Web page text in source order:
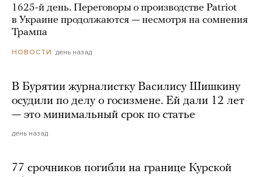
1625-й день. Переговоры о производстве Patriot
в Украине продолжаются — несмотря на сомнения
Трампа
НОВОСТИ день назад
В Бурятии журналистку Василису Шишкину
осудили по делу о госизмене. Ей дали 12 лет
— это минимальный срок по статье
день назад
77 срочников погибли на границе Курской